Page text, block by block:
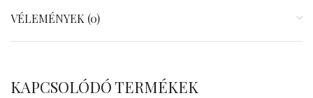
VÉLEMÉNYEK (0)
KAPCSOLÓDÓ TERMÉKEK